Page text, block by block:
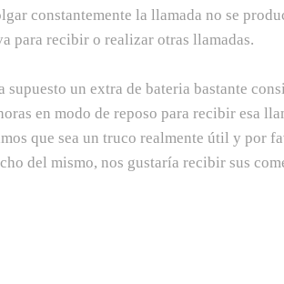
constantemente la llamada no se
para recibir o realizar otras llamadas.
supuesto un extra de bateria bastante
en modo de reposo para recibir esa
que sea un truco realmente útil y por
del mismo, nos gustaría recibir sus